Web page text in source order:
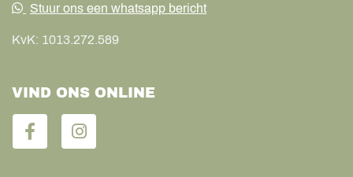
Stuur ons een whatsapp bericht
KvK: 1013.272.589
VIND ONS ONLINE